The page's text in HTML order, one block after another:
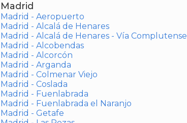
Madrid
Madrid - Aeropuerto
Madrid - Alcalá de Henares
Madrid - Alcalá de Henares - Vía Complutense
Madrid - Alcobendas
Madrid - Alcorcón
Madrid - Arganda
Madrid - Colmenar Viejo
Madrid - Coslada
Madrid - Fuenlabrada
Madrid - Fuenlabrada el Naranjo
Madrid - Getafe